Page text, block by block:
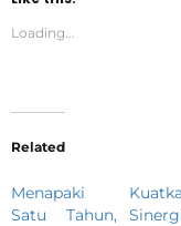
Loading...
Related
Menapaki
Satu Tahun,